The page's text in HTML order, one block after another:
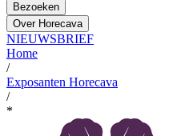
Bezoeken
Over Horecava
NIEUWSBRIEF
Home
/
Exposanten Horecava
/
*